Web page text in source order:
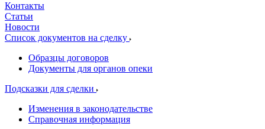
Контакты
Статьи
Новости
Список документов на сделку
Образцы договоров
Документы для органов опеки
Подсказки для сделки
Изменения в законодательстве
Справочная информация